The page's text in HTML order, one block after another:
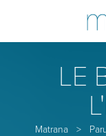
LE
Matrana >